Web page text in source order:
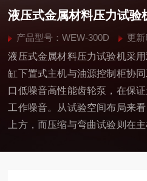
液压式金属材料压力试验
产品型号：WEW-300D
更
液压式金属材料压力试验机采
缸下置式主机与油源控制柜协
口低噪音高性能齿轮泵，在保
工作噪音。从试验空间布局来
上方，而压缩与弯曲试验则在